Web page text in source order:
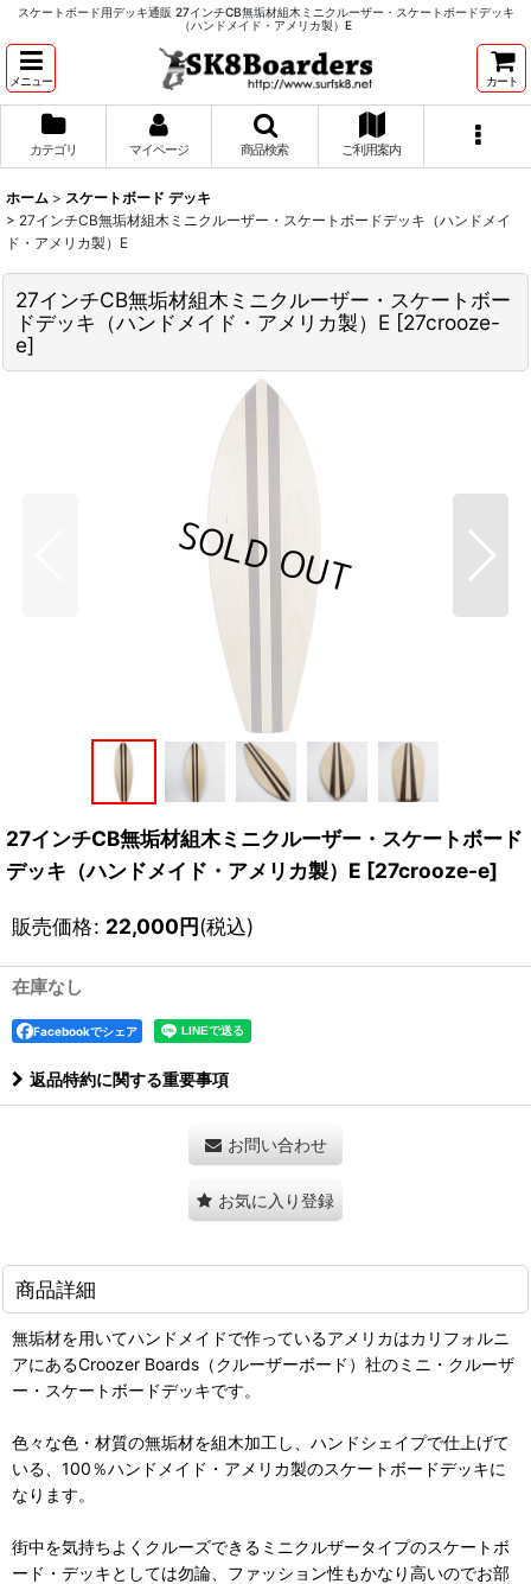
スケートボード用デッキ通販 27インチCB無垢材組木ミニクルーザー・スケートボードデッキ
（ハンドメイド・アメリカ製）E
メニュー カート
カテゴリ マイページ 商品検索 ご利用案内
ホーム > スケートボード デッキ
> 27インチCB無垢材組木ミニクルーザー・スケートボードデッキ（ハンドメイ
ド・アメリカ製）E
27インチCB無垢材組木ミニクルーザー・スケートボー
ドデッキ（ハンドメイド・アメリカ製）E [27crooze-
e]
27インチCB無垢材組木ミニクルーザー・スケートボード
デッキ（ハンドメイド・アメリカ製）E [27crooze-e]
販売価格: 22,000円(税込)
在庫なし
Facebookでシェア
返品特約に関する重要事項
お問い合わせ
お気に入り登録
商品詳細
無垢材を用いてハンドメイドで作っているアメリカはカリフォルニ
アにあるCroozer Boards（クルーザーボード）社のミニ・クルーザ
ー・スケートボードデッキです。
色々な色・材質の無垢材を組木加工し、ハンドシェイプで仕上げて
いる、100％ハンドメイド・アメリカ製のスケートボードデッキに
なります。
街中を気持ちよくクルーズできるミニクルザータイプのスケートボ
ード・デッキとしては勿論、ファッション性もかなり高いのでお部